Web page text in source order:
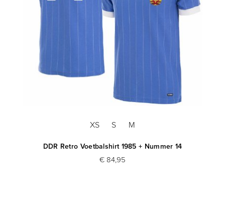
XS S M
DDR Retro Voetbalshirt 1985 + Nummer 14
€ 84,95